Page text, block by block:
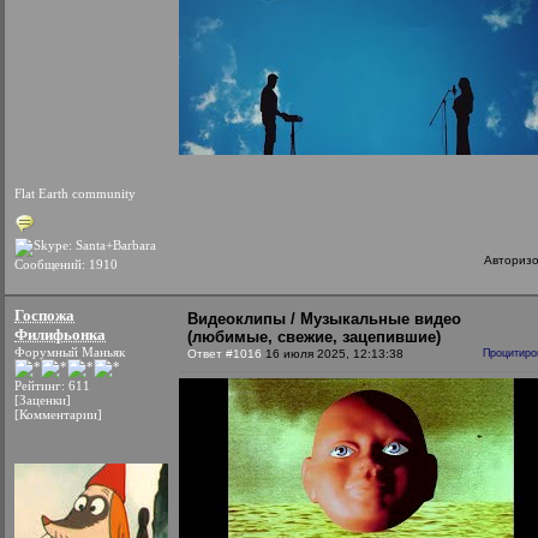
Flat Earth community
Сообщений: 1910
Госпожа
Филифьонка
Форумный Маньяк
Рейтинг: 611
[Заценки]
[Комментарии]
Видеоклипы / Музыкальные видео
(любимые, свежие, зацепившие)
Ответ #1016 16 июля 2025, 12:13:38